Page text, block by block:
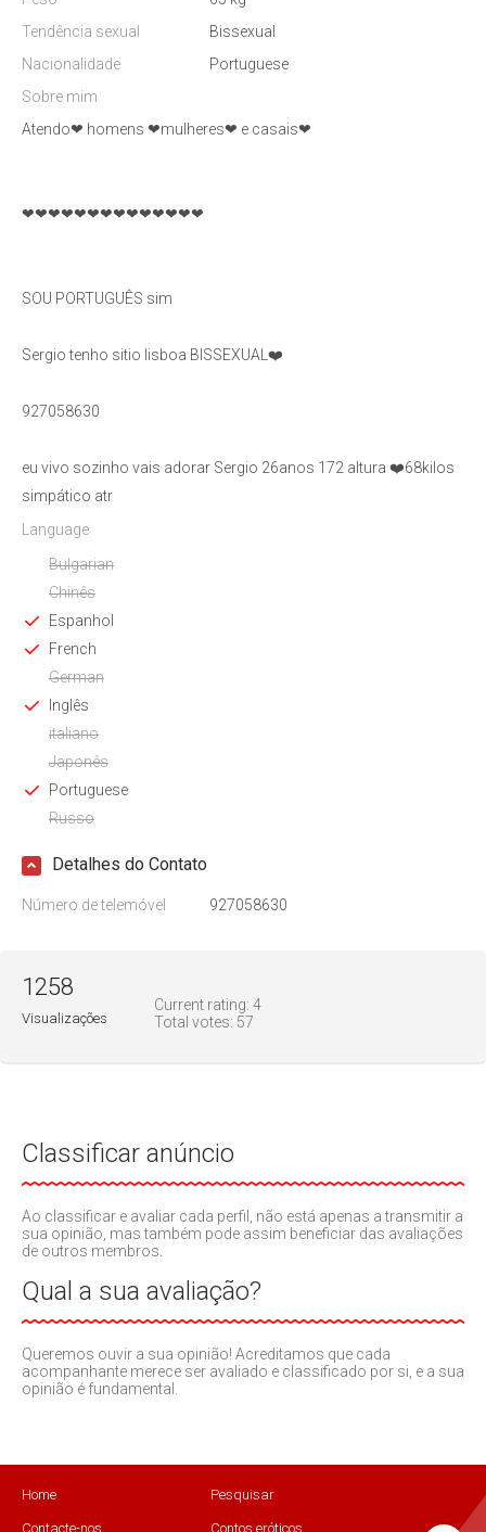
Tendência sexual
Bissexual
Nacionalidade
Portuguese
Sobre mim
Atendo❤ homens ❤mulheres❤ e casais❤
❤❤❤❤❤❤❤❤❤❤❤❤❤❤
SOU PORTUGUÊS sim
Sergio tenho sitio lisboa BISSEXUAL❤️
927058630
eu vivo sozinho vais adorar Sergio 26anos 172 altura ❤️68kilos
simpático atr
Language
Bulgarian
Chinês
Espanhol
French
German
Inglês
italiano
Japonês
Portuguese
Russo
Detalhes do Contato
Número de telemóvel 927058630
Current rating: 4
Total votes: 57
1258
Visualizações
Classificar anúncio
Ao classificar e avaliar cada perfil, não está apenas a transmitir a
sua opinião, mas também pode assim beneficiar das avaliações
de outros membros.
Qual a sua avaliação?
Queremos ouvir a sua opinião! Acreditamos que cada
acompanhante merece ser avaliado e classificado por si, e a sua
opinião é fundamental.
Home Pesquisar
Contacte-nos Contos eróticos